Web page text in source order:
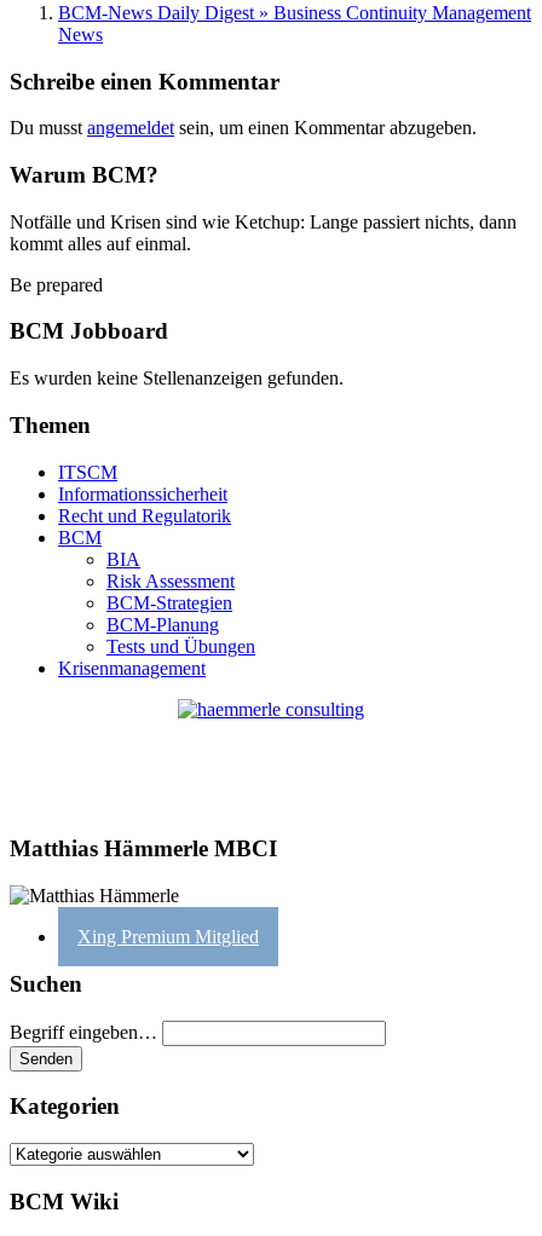
BCM-News Daily Digest » Business Continuity Management
News
Schreibe einen Kommentar
Du musst angemeldet sein, um einen Kommentar abzugeben.
Warum BCM?
Notfälle und Krisen sind wie Ketchup: Lange passiert nichts, dann
kommt alles auf einmal.
Be prepared
BCM Jobboard
Es wurden keine Stellenanzeigen gefunden.
Themen
ITSCM
Informationssicherheit
Recht und Regulatorik
BCM
BIA
Risk Assessment
BCM-Strategien
BCM-Planung
Tests und Übungen
Krisenmanagement
Matthias Hämmerle MBCI
Xing Premium Mitglied
Suchen
Begriff eingeben…
Kategorien
Kategorien
BCM Wiki